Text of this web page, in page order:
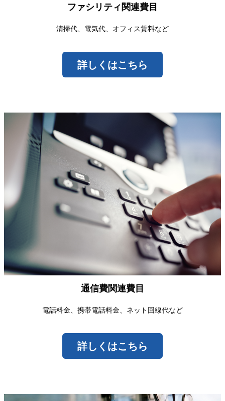
ファシリティ関連費目
清掃代、電気代、オフィス賃料など
詳しくはこちら
通信費関連費目
電話料金、携帯電話料金、ネット回線代など
詳しくはこちら